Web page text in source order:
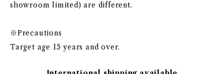
showroom limited) are different.
※Precautions
Target age 15 years and over.